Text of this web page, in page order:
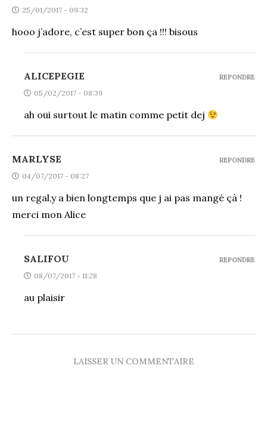
25/01/2017 - 09:32
hooo j’adore, c’est super bon ça !!! bisous
ALICEPEGIE
05/02/2017 - 08:39
ah oui surtout le matin comme petit dej
REPONDRE
MARLYSE
04/07/2017 - 08:27
un regal,y a bien longtemps que j ai pas mangé çà !
merci mon Alice
REPONDRE
SALIFOU
08/07/2017 - 11:28
au plaisir
REPONDRE
LAISSER UN COMMENTAIRE